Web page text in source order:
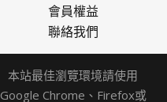
會員權益
聯絡我們
本站最佳瀏覽環境請使用
Google Chrome、Firefox或